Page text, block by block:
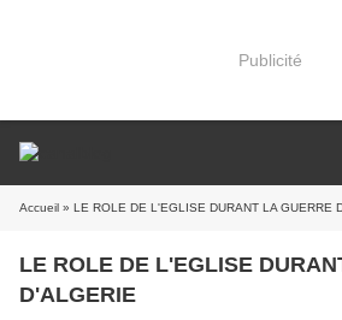
Publicité
Accueil » LE ROLE DE L'EGLISE DURANT LA GUERRE
LE ROLE DE L'EGLISE
D'ALGERIE